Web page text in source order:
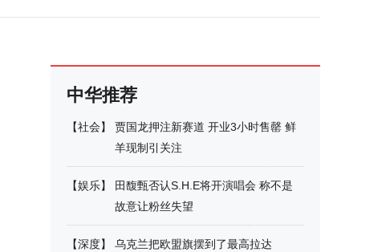
中华推荐
【社会】
贾国龙押注新赛道 开业3小时售罄 鲜
羊现制引关注
【娱乐】
田馥甄否认S.H.E将开演唱会 称不是
故意让粉丝失望
【深度】 乌克兰把欧盟旗摆到了最高拉达